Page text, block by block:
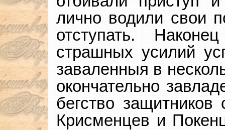
лично водили свои
отступать.
страшных усилий
заваленныя в
окончательно
бегство
Крисменцев и